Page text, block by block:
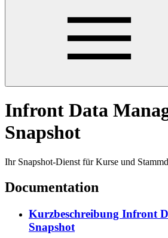
Infront Data
Snapshot
Ihr Snapshot-Dienst für Kurse und
Documentation
Kurzbeschreibung Infront
Snapshot